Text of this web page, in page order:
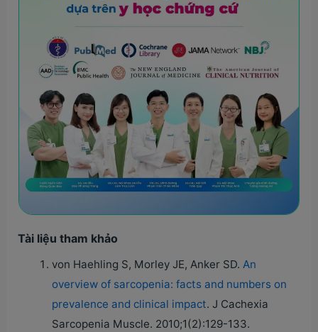
Tài liệu tham khảo
von Haehling S, Morley JE, Anker SD. An
overview of sarcopenia: facts and numbers on
prevalence and clinical impact. J Cachexia
Sarcopenia Muscle. 2010;1(2):129-133.